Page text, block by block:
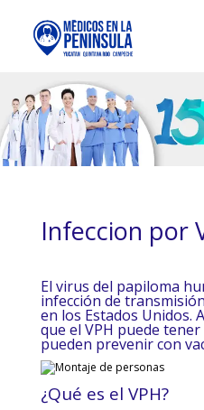
Infeccion por
El virus del papiloma
infección de
en los Estados Unidos.
que el VPH puede
pueden prevenir con
¿Qué es el VPH?